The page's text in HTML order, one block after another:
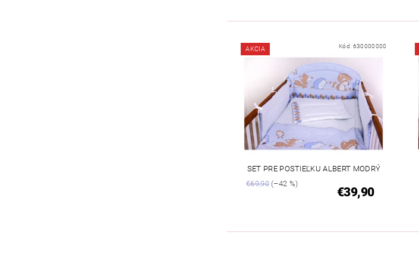
AKCIA Kód: 630000000
SET PRE POSTIEĽKU ALBERT MODRÝ
€69,90(–42 %)
€39,90